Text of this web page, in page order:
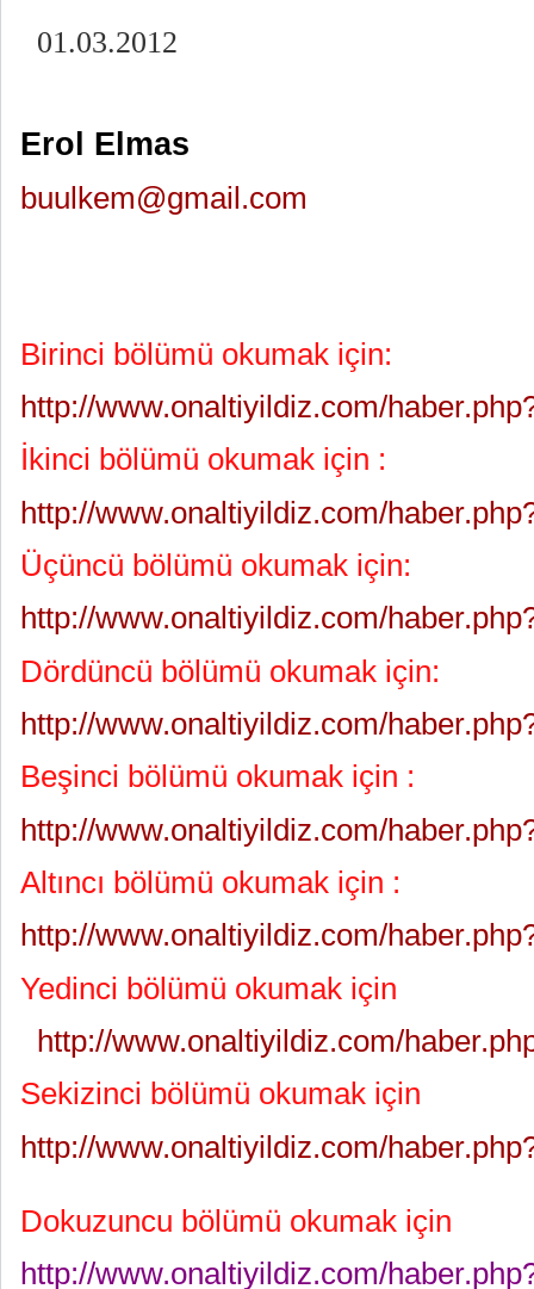
01.03.2012
Erol Elmas
buulkem@gmail.com
Birinci bölümü okumak için:
http://www.onaltiyildiz.com/
İkinci bölümü okumak için :
http://www.onaltiyildiz.com/
Üçüncü bölümü okumak için:
http://www.onaltiyildiz.com/
Dördüncü bölümü okumak için:
http://www.onaltiyildiz.com/
Beşinci bölümü okumak için :
http://www.onaltiyildiz.com/
Altıncı bölümü okumak için :
http://www.onaltiyildiz.com/
Yedinci bölümü okumak için
http://www.onaltiyildiz.com/
Sekizinci bölümü okumak için
http://www.onaltiyildiz.com/
Dokuzuncu bölümü okumak için
http://www.onaltiyildiz.com/